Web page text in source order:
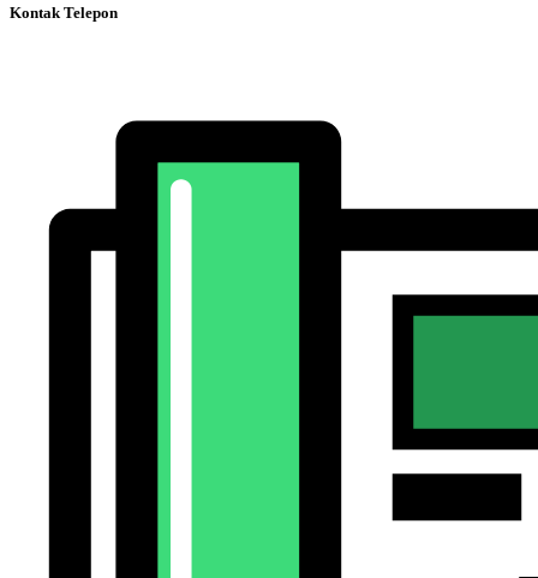
Kontak Telepon